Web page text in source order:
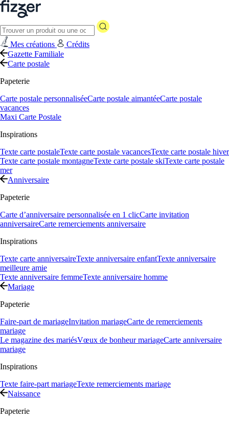
Mes créations
Crédits
Gazette Familiale
Carte postale
Papeterie
Carte postale personnaliséeCarte postale aimantéeCarte postale
vacances
Maxi Carte Postale
Inspirations
Texte carte postaleTexte carte postale vacancesTexte carte postale hiver
Texte carte postale montagneTexte carte postale skiTexte carte postale
mer
Anniversaire
Papeterie
Carte d’anniversaire personnalisée en 1 clicCarte invitation
anniversaireCarte remerciements anniversaire
Inspirations
Texte carte anniversaireTexte anniversaire enfantTexte anniversaire
meilleure amie
Texte anniversaire femmeTexte anniversaire homme
Mariage
Papeterie
Faire-part de mariageInvitation mariageCarte de remerciements
mariage
Le magazine des mariésVœux de bonheur mariageCarte anniversaire
mariage
Inspirations
Texte faire-part mariageTexte remerciements mariage
Naissance
Papeterie